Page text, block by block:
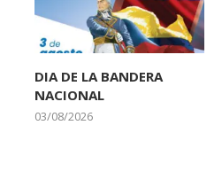
DIA DE LA BANDERA
NACIONAL
03/08/2026